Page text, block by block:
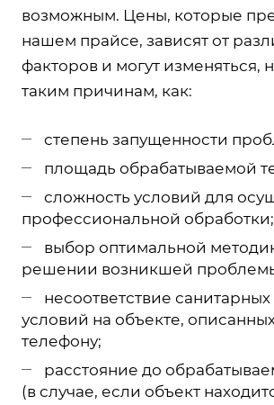
возможным. Цены, которые
нашем прайсе, зависят от
факторов и могут изменяться,
таким причинам, как:
степень запущенности
площадь обрабатываемой
сложность условий для
профессиональной обработки;
выбор оптимальной
решении возникшей
несоответствие
условий на объекте,
телефону;
расстояние до
(в случае, если объект